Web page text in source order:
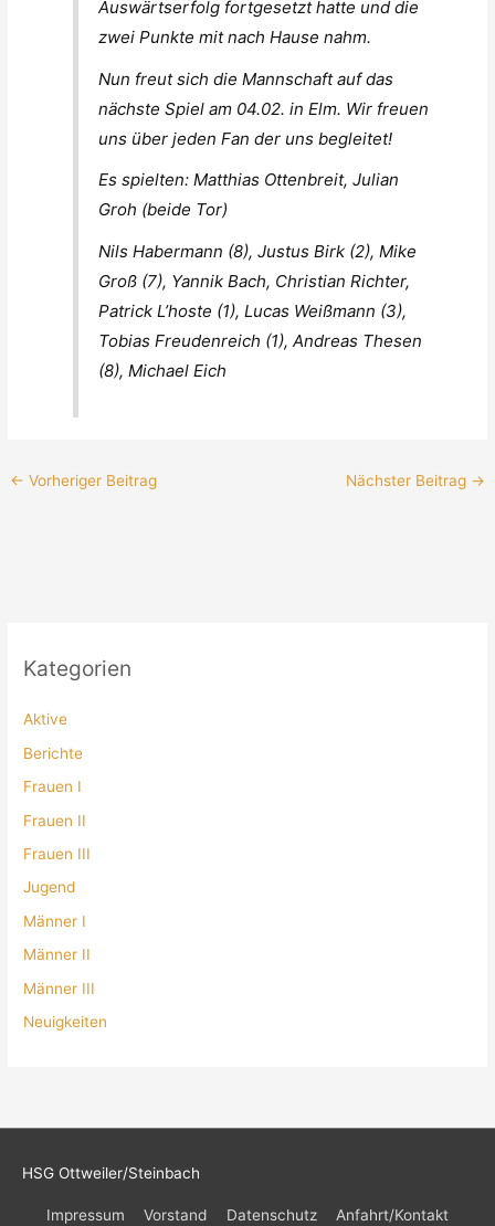
Kategorien
Aktive
Berichte
Frauen I
Frauen II
Frauen III
Jugend
Männer I
Männer II
Männer III
Neuigkeiten
Auswärtserfolg fortgesetzt hatte und die
zwei Punkte mit nach Hause nahm.
Nun freut sich die Mannschaft auf das
nächste Spiel am 04.02. in Elm. Wir freuen
uns über jeden Fan der uns begleitet!
Es spielten: Matthias Ottenbreit, Julian
Groh (beide Tor)
Nils Habermann (8), Justus Birk (2), Mike
Groß (7), Yannik Bach, Christian Richter,
Patrick L’hoste (1), Lucas Weißmann (3),
Tobias Freudenreich (1), Andreas Thesen
(8), Michael Eich
← Vorheriger Beitrag Nächster Beitrag →
HSG Ottweiler/Steinbach
Impressum Vorstand Datenschutz Anfahrt/Kontakt